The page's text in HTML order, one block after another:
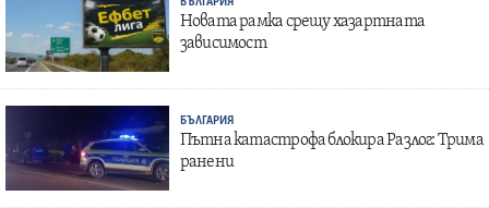
БЪЛГАРИЯ
Новата рамка срещу хазартната
зависимост
БЪЛГАРИЯ
Пътна катастрофа блокира Разлог: Трима
ранени